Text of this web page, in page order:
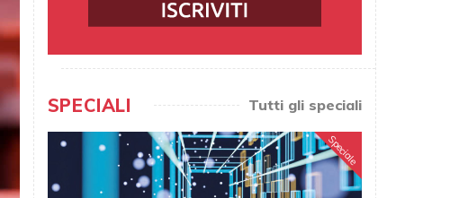
SPECIALI Tutti gli speciali
Speciale